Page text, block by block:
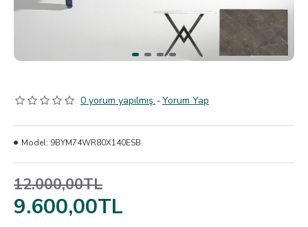
0 yorum yapılmış. -Yorum Yap
9.600,00TL
12.000,00TL
Model: 9BYM74WR80X140ESB